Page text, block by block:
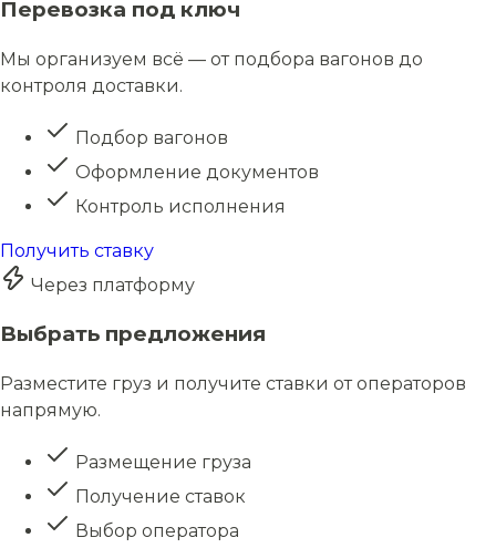
Перевозка под ключ
Мы организуем всё — от подбора вагонов до
контроля доставки.
Подбор вагонов
Оформление документов
Контроль исполнения
Получить ставку
Через платформу
Выбрать предложения
Разместите груз и получите ставки от операторов
напрямую.
Размещение груза
Получение ставок
Выбор оператора